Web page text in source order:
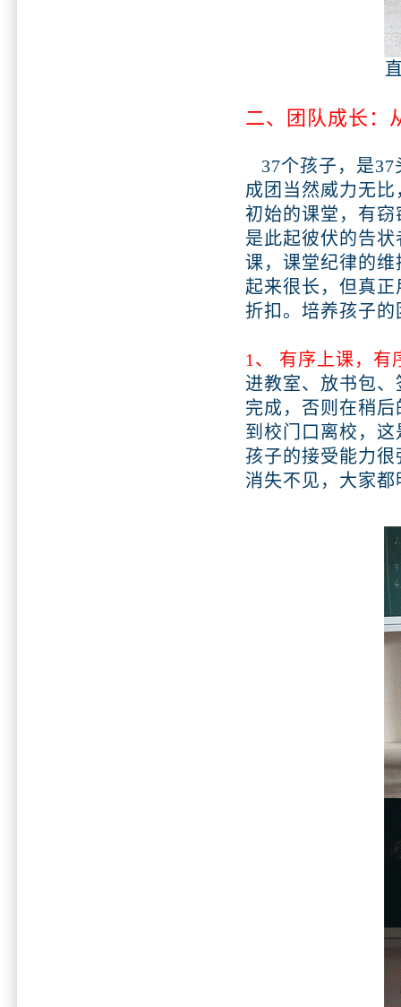
二、团队成长：
37个孩子，是37
成团当然威力无
初始的课堂，有
是此起彼伏的告
课，课堂纪律的
起来很长，但真
折扣。培养孩子
1、 有序上课，有
进教室、放书包
完成，否则在稍
到校门口离校，
孩子的接受能力
消失不见，大家